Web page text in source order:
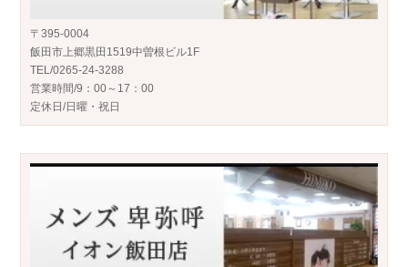
〒395-0004
飯田市上郷黒田1519中曽根ビル1F
TEL/0265-24-3288
営業時間/9：00～17：00
定休日/日曜・祝日